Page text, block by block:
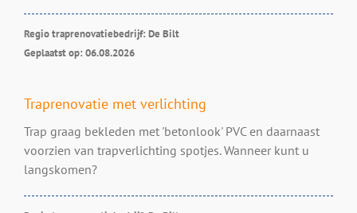
Regio traprenovatiebedrijf: De Bilt
Geplaatst op: 06.08.2026
Traprenovatie met verlichting
Trap graag bekleden met 'betonlook' PVC en daarnaast
voorzien van trapverlichting spotjes. Wanneer kunt u
langskomen?